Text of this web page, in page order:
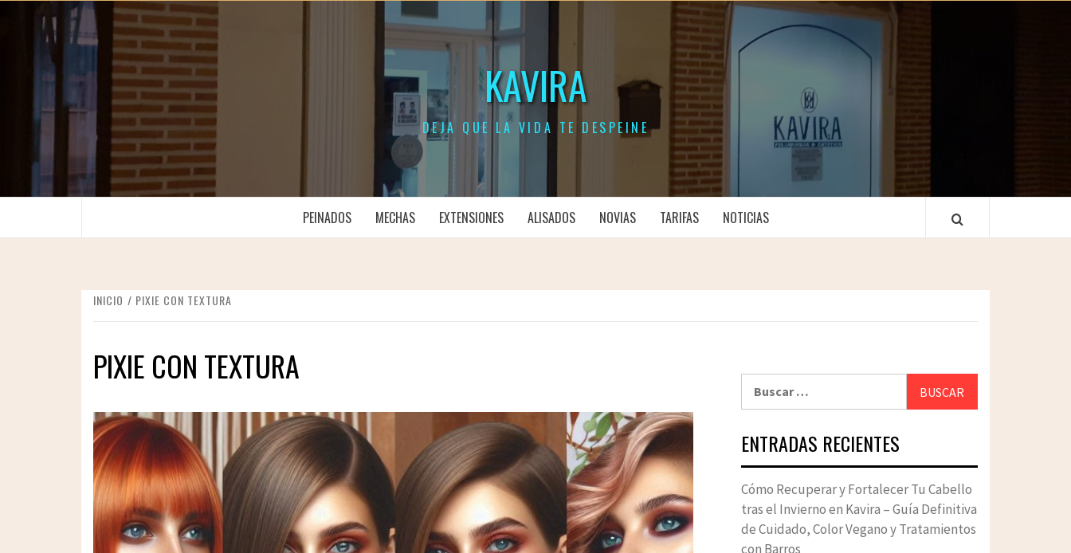
contenido
KAVIRA
DEJA QUE LA VIDA TE DESPEINE
PEINADOS MECHAS EXTENSIONES ALISADOS NOVIAS TARIFAS NOTICIAS
INICIO PIXIE CON TEXTURA
PIXIE CON TEXTURA
ENTRADAS RECIENTES
Cómo Recuperar y Fortalecer Tu Cabello
tras el Invierno en Kavira – Guía Definitiva
de Cuidado, Color Vegano y Tratamientos
con Barros